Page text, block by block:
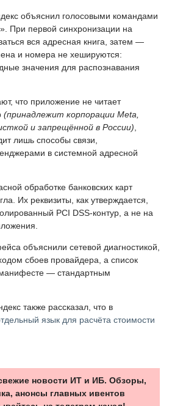
объяснил голосовыми командами
При первой синхронизации на
вся адресная книга, затем —
и номера не хешируются:
значения для распознавания
что приложение не читает
(принадлежит корпорации Meta,
и запрещённой в России)
лишь способы связи,
в системной адресной
обработке банковских карт
Их реквизиты, как утверждается,
PCI DSS-контур, а не на
объяснили сетевой диагностикой,
сбоев провайдера, а список
— стандартным
также рассказал, что в
язык для расчёта стоимости
новости ИТ и ИБ. Обзоры,
анонсы главных ивентов